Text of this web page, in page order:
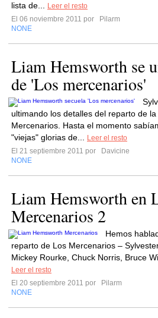
lista de...
Leer el resto
El 06 noviembre 2011 por
Pilarm
NONE
Liam Hemsworth se
de 'Los mercenarios'
ultimando los detalles del reparto de
Mercenarios. Hasta el momento
"viejas" glorias de...
Leer el resto
El 21 septiembre 2011 por
Davicine
NONE
Liam Hemsworth en
Mercenarios 2
Hemos
reparto de Los Mercenarios –
Mickey Rourke, Chuck Norris, Bruce
Leer el resto
El 20 septiembre 2011 por
Pilarm
NONE